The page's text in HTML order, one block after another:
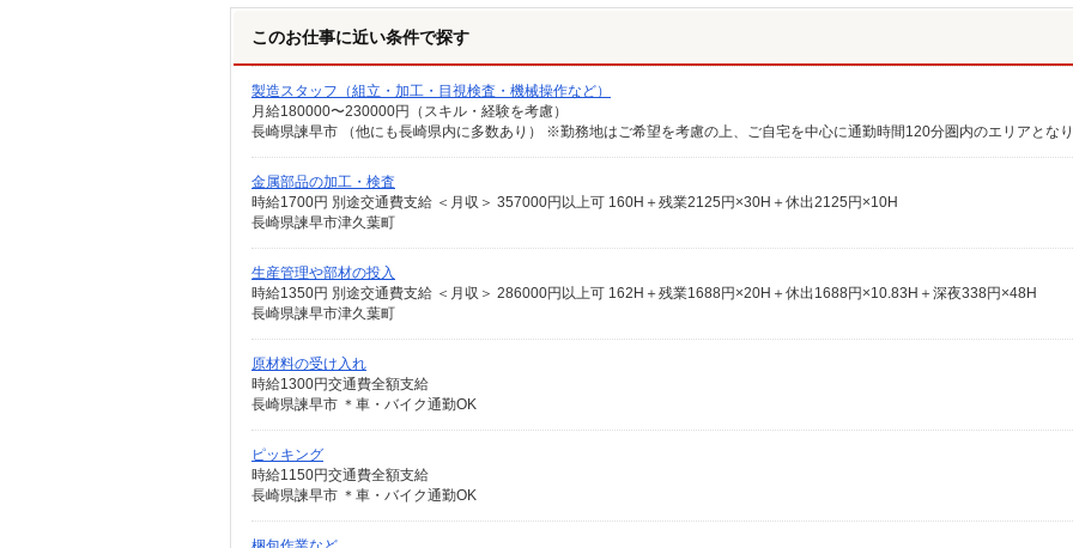
このお仕事に近い条件で探す
製造スタッフ（組立・加工・目視検査・機械操作など）
月給180000〜230000円（スキル・経験を考慮）
金属部品の加工・検査
時給1700円 別途交通費支給 ＜月収＞ 357000円以上可 160H＋残業2125円×30H＋休出2125円×10H
長崎県諫早市津久葉町
生産管理や部材の投入
時給1350円 別途交通費支給 ＜月収＞ 286000円以上可 162H＋残業1688円×20H＋休出1688円×10.83H＋深夜338円×48H
長崎県諫早市津久葉町
原材料の受け入れ
時給1300円交通費全額支給
長崎県諫早市 ＊車・バイク通勤OK
ピッキング
時給1150円交通費全額支給
長崎県諫早市 ＊車・バイク通勤OK